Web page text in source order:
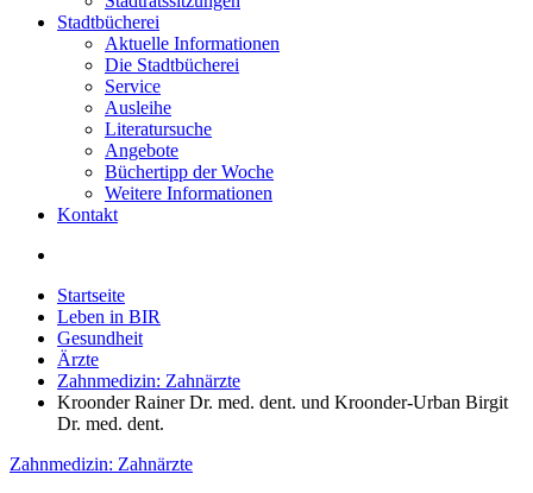
Stadtbücherei
Aktuelle Informationen
Die Stadtbücherei
Service
Ausleihe
Literatursuche
Angebote
Büchertipp der Woche
Weitere Informationen
Kontakt
Startseite
Leben in BIR
Gesundheit
Ärzte
Zahnmedizin: Zahnärzte
Kroonder Rainer Dr. med. dent. und Kroonder-Urban Birgit
Dr. med. dent.
Zahnmedizin: Zahnärzte